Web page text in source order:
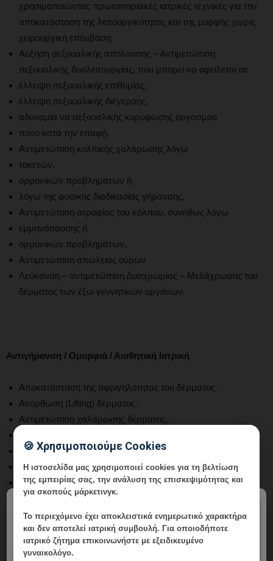
χρησιμοποιώντας πρωτοποριακές ιατρικές τεχνικές για την
αποκατάσταση της λειτουργικότητας και της μορφής χωρίς
χειρουργική επέμβαση.
Αύξηση σεξουαλικής απόλαυσης – Αντιμετώπιση
σεξουαλικής δυσλειτουργίας, που μπορεί να οφείλεται σε
έλλειψη σεξουαλικής επιθυμίας,
έλλειψη σεξουαλικής διέγερσης,
αδυναμία να σεξουαλικής κορύφωσης οργασμού
πόνο κατά την επαφή.
Αντιμετώπιση κολπικής χαλάρωσης λόγω
τοκετών,
ορμονικών προβλημάτων ή
λόγω της φυσικής διαδικασίας γήρανσης,
Αντιμετώπιση ατροφίας του κόλπου, συνήθως λόγω
εμμηνόπαυσης ή
ορμονικών προβλημάτων,
Αντιμετώπιση απώλειας ούρων
Λεύκανση – αντιμετώπιση Δυσχρωμίας – Μελάχρωσης του
δέρματος των έξω γεννητικών οργάνων.
Αντιγήρανση / Ομορφιά / Αισθητική Ιατρική
Αποκατάσταση της σφριγηλότητας του δέρματος .
Ανόρθωση (Lifting) δέρματος.
Αντιμετώπιση χαλάρωσης δέρματος.
Αναζωογόνηση δέρματος.
Σύσφιξη του χαλαρωμένου δέρματος
Καταπολέμηση της κυτταρίτιδας και του τοπικού πάχους.
Θεραπεία ακμής, ουλών, ραγάδων
Αντιμετώπιση Αλωπεκίας
Αύξηση του όγκου του προσώπου.
Λείανση των ρυτίδων.
🍪 Χρησιμοποιούμε Cookies
Η ιστοσελίδα μας χρησιμοποιεί cookies για τη βελτίωση
της εμπειρίας σας, την ανάλυση της επισκεψιμότητας και
για σκοπούς μάρκετινγκ.
Το περιεχόμενο έχειαποκλειστικά ενημερωτικό χαρακτήρα
και δεν αποτελεί ιατρική συμβουλή. Για οποιοδήποτε
ιατρικό ζήτημα επικοινωνήστε με εξειδικευμένο
γυναικολόγο.